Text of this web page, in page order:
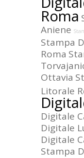
Roma
Aniene
Stampa
Roma
Ottavia
Litorale
Digitale
Digitale
Digitale
Stampa